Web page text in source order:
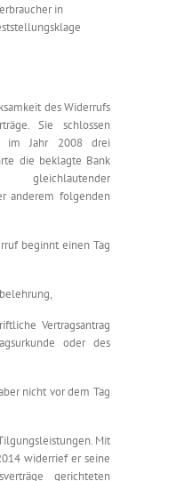
in
des Widerrufs
Sie schlossen
im Jahr 2008 drei
die beklagte Bank
anderem folgenden
beginnt einen Tag
Vertragsantrag
oder des
nicht vor dem Tag
Mit
widerrief er seine
gerichteten